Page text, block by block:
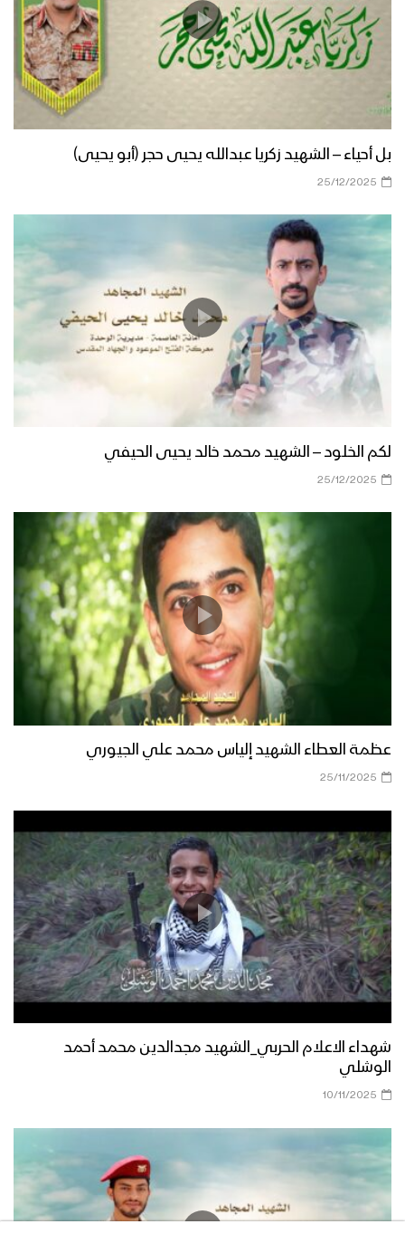
بل أحياء – الشهيد زكريا عبدالله يحيى حجر (أبو يحيى)
25/12/2025
لكم الخلود – الشهيد محمد خالد يحيى الحيفي
25/12/2025
عظمة العطاء الشهيد إلياس محمد علي الجيوري
25/11/2025
شهداء الاعلام الحربي_الشهيد مجدالدين محمد أحمد
الوشلي
10/11/2025